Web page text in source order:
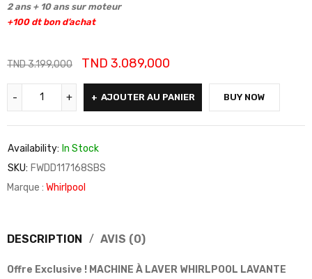
2 ans + 10 ans sur moteur
+100 dt bon d’achat
TND3.199,000 TND 3.089,000
AJOUTER AU PANIER BUY NOW
Availability: In Stock
SKU: FWDD117168SBS
Marque : Whirlpool
DESCRIPTION AVIS (0)
Offre Exclusive ! MACHINE À LAVER WHIRLPOOL LAVANTE